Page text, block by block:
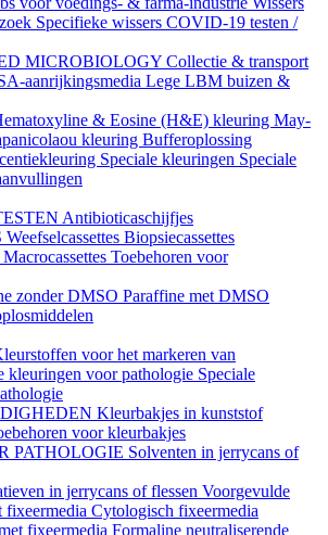
Specifieke wissers COVID-19 testen /
MICROBIOLOGY Collectie & transport
aanrijkingsmedia Lege LBM buizen &
& Eosine (H&E) kleuring May-
kleuring Bufferoplossing
Speciale kleuringen Speciale
Antibioticaschijfjes
Weefselcassettes Biopsiecassettes
Macrocassettes Toebehoren voor
zonder DMSO Paraffine met DMSO
voor het markeren van
kleuringen voor pathologie Speciale
Kleurbakjes in kunststof
voor kleurbakjes
PATHOLOGIE Solventen in jerrycans of
in jerrycans of flessen Voorgevulde
fixeermedia Cytologisch fixeermedia
fixeermedia Formaline neutraliserende